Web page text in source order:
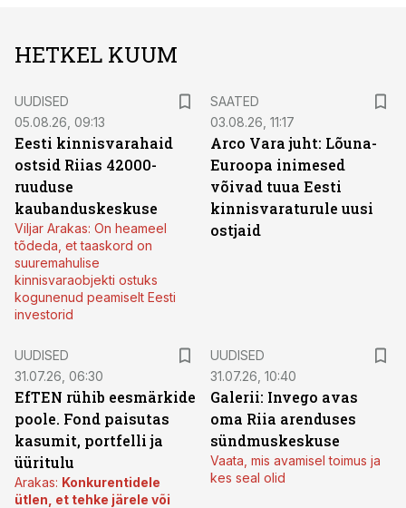
HETKEL KUUM
UUDISED
05.08.26, 09:13
Eesti kinnisvarahaid
ostsid Riias 42000-
ruuduse
kaubanduskeskuse
Viljar Arakas: On heameel
tõdeda, et taaskord on
suuremahulise
kinnisvaraobjekti ostuks
kogunenud peamiselt Eesti
investorid
SAATED
03.08.26, 11:17
Arco Vara juht: Lõuna-
Euroopa inimesed
võivad tuua Eesti
kinnisvaraturule uusi
ostjaid
UUDISED
31.07.26, 06:30
EfTEN rühib eesmärkide
poole. Fond paisutas
kasumit, portfelli ja
üüritulu
Arakas: Konkurentidele
ütlen, et tehke järele või
UUDISED
31.07.26, 10:40
Galerii: Invego avas
oma Riia arenduses
sündmuskeskuse
Vaata, mis avamisel toimus ja
kes seal olid